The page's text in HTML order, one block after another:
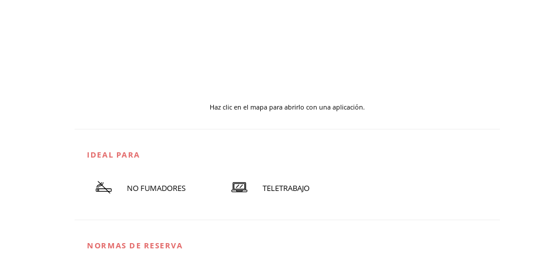
Haz clic en el mapa para abrirlo con una aplicación.
IDEAL PARA
NO FUMADORES TELETRABAJO
NORMAS DE RESERVA